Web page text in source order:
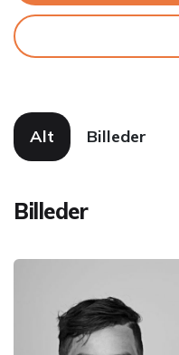
Alt Billeder
Billeder